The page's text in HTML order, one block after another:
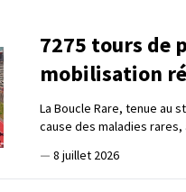
7275 tours de
mobilisation
La Boucle Rare, tenue au
cause des maladies
— 8 juillet 2026